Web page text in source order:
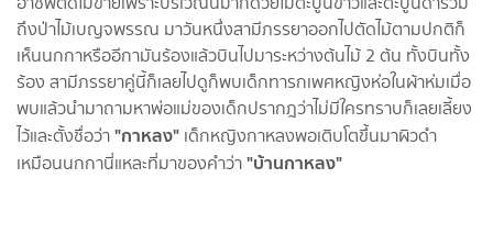
ถึงป่าไม้เบญจพรรณ มาวันหนึ่งสามีภรรยาออกไปตัดไม้ตามปกติก็
เห็นนกกาหรืออีกามันร้องแล้วบินไปมาระหว่างต้นไม้ 2 ต้น ทั้งบินทั้ง
ร้อง สามีภรรยาคู่นี้ก็เลยไปดูก็พบเด็กทารกเพศหญิงห่อในผ้าห่มเมื่อ
พบแล้วนำมาถามหาพ่อแม่ของเด็กปรากฎว่าไม่มีใครทราบก็เลยเลี้ยง
ไว้และตั้งชื่อว่า"กาหลง" เด็กหญิงกาหลงพอเติบโตขึ้นมาผิวดำ
เหมือนนกกานี่แหละที่มาของคำว่า"บ้านกาหลง"